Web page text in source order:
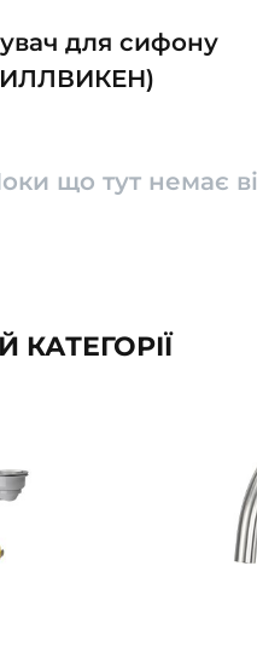
для сифону
що тут немає
КАТЕГОРІЇ